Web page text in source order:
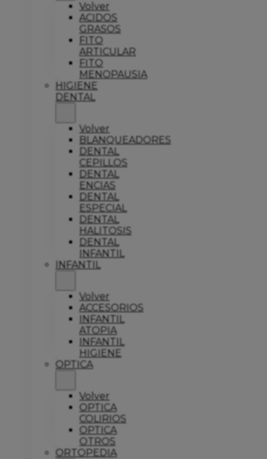
Volver
ACIDOS
GRASOS
FITO
ARTICULAR
FITO
MENOPAUSIA
HIGIENE
DENTAL
Volver
BLANQUEADORES
DENTAL
CEPILLOS
DENTAL
ENCIAS
DENTAL
ESPECIAL
DENTAL
HALITOSIS
DENTAL
INFANTIL
INFANTIL
Volver
ACCESORIOS
INFANTIL
ATOPIA
INFANTIL
HIGIENE
OPTICA
Volver
OPTICA
COLIRIOS
OPTICA
OTROS
ORTOPEDIA